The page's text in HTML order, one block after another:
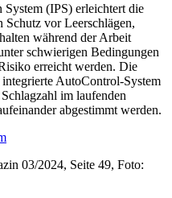
(IPS) erleichtert die
Schutz vor Leerschlägen,
während der Arbeit
schwierigen Bedingungen
erreicht werden. Die
AutoControl-System
im laufenden
abgestimmt werden.
03/2024, Seite 49, Foto: